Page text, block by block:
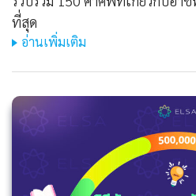
ที่สุด
อ่านเพิ่มเติม